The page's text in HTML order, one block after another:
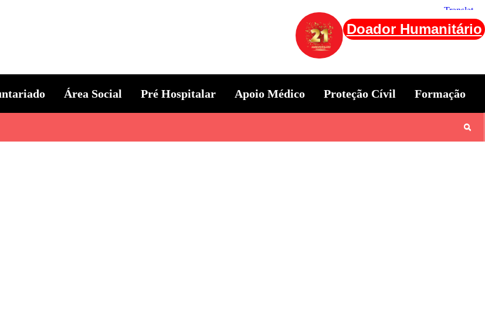
Doador Humanitário
Área Social Pré Hospitalar Apoio Médico Proteção Cívil Formação